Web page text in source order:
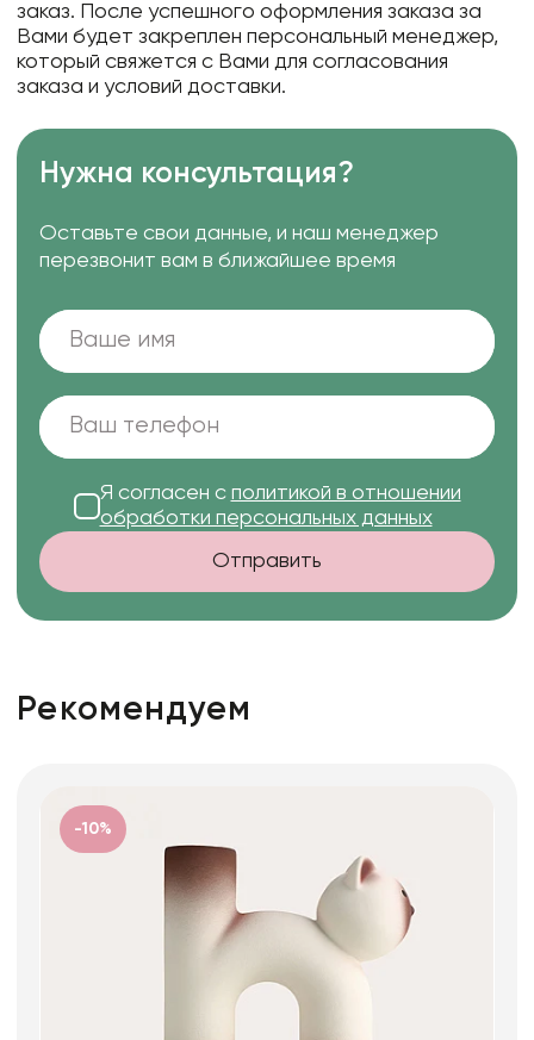
заказ. После успешного оформления заказа за
Вами будет закреплен персональный менеджер,
который свяжется с Вами для согласования
заказа и условий доставки.
Нужна консультация?
Оставьте свои данные, и наш менеджер
перезвонит вам в ближайшее время
Я согласен с политикой в отношении
обработки персональных данных
Отправить
Рекомендуем
-10%